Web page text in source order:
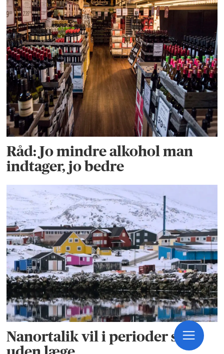
Råd: Jo mindre alkohol man
indtager, jo bedre
Nanortalik vil i perioder stå